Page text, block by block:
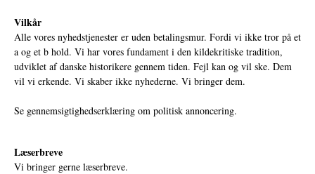
Vilkår
Alle vores nyhedstjenester er uden betalingsmur. Fordi vi ikke tror på et
a og et b hold. Vi har vores fundament i den kildekritiske tradition,
udviklet af danske historikere gennem tiden. Fejl kan og vil ske. Dem
vil vi erkende. Vi skaber ikke nyhederne. Vi bringer dem.
Se gennemsigtighedserklæring om politisk annoncering.
Læserbreve
Vi bringer gerne læserbreve.